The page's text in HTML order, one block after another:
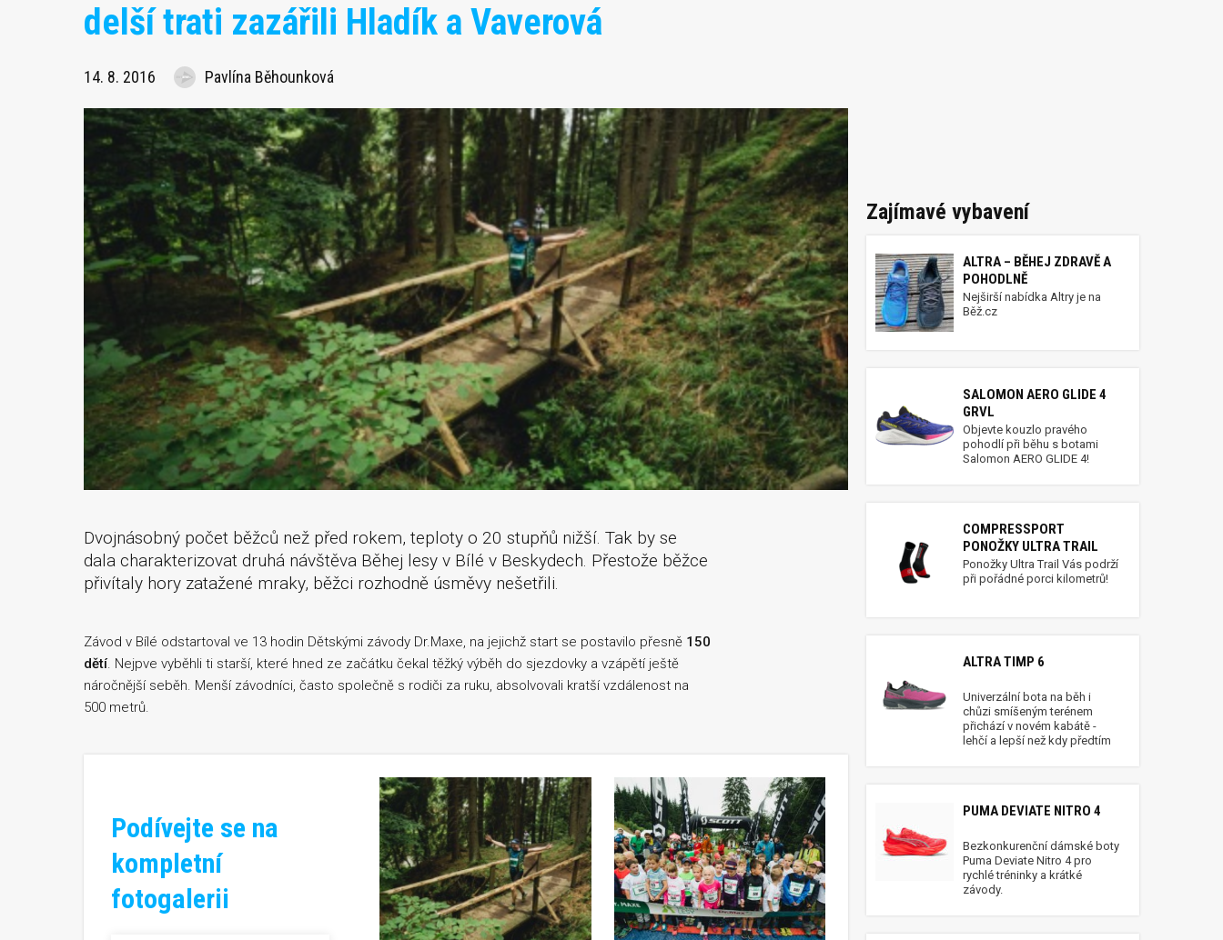
delší trati zazářili Hladík a Vaverová
14. 8. 2016 Pavlína Běhounková
Dvojnásobný počet běžců než před rokem, teploty o 20 stupňů nižší. Tak by se
dala charakterizovat druhá návštěva Běhej lesy v Bílé v Beskydech. Přestože běžce
přivítaly hory zatažené mraky, běžci rozhodně úsměvy nešetřili.
Závod v Bílé odstartoval ve 13 hodin Dětskými závody Dr.Maxe, na jejichž start se postavilo přesně 150
dětí. Nejpve vyběhli ti starší, které hned ze začátku čekal těžký výběh do sjezdovky a vzápětí ještě
náročnější seběh. Menší závodníci, často společně s rodiči za ruku, absolvovali kratší vzdálenost na
500 metrů.
Podívejte se na
kompletní
fotogalerii
Zajímavé vybavení
ALTRA – BĚHEJ ZDRAVĚ A
POHODLNĚ
Nejširší nabídka Altry je na
Běž.cz
SALOMON AERO GLIDE 4
GRVL
Objevte kouzlo pravého
pohodlí při běhu s botami
Salomon AERO GLIDE 4!
COMPRESSPORT
PONOŽKY ULTRA TRAIL
Ponožky Ultra Trail Vás podrží
při pořádné porci kilometrů!
ALTRA TIMP 6
Univerzální bota na běh i
chůzi smíšeným terénem
přichází v novém kabátě -
lehčí a lepší než kdy předtím
PUMA DEVIATE NITRO 4
Bezkonkurenční dámské boty
Puma Deviate Nitro 4 pro
rychlé tréninky a krátké
závody.